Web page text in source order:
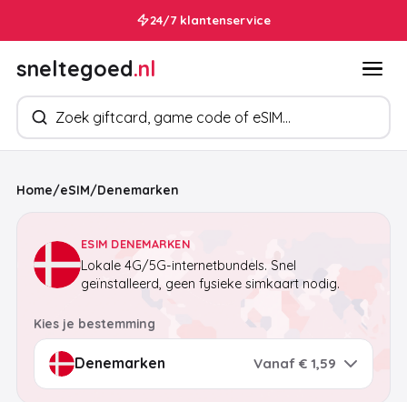
24/7 klantenservice
sneltegoed.nl
Zoek producten
Home/eSIM/Denemarken
ESIM DENEMARKEN
Lokale 4G/5G-internetbundels. Snel
geïnstalleerd, geen fysieke simkaart nodig.
Kies je bestemming
Vanaf € 1,59